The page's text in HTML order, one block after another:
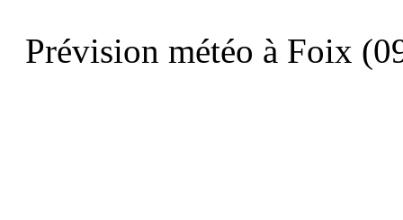
Prévision météo à Foix